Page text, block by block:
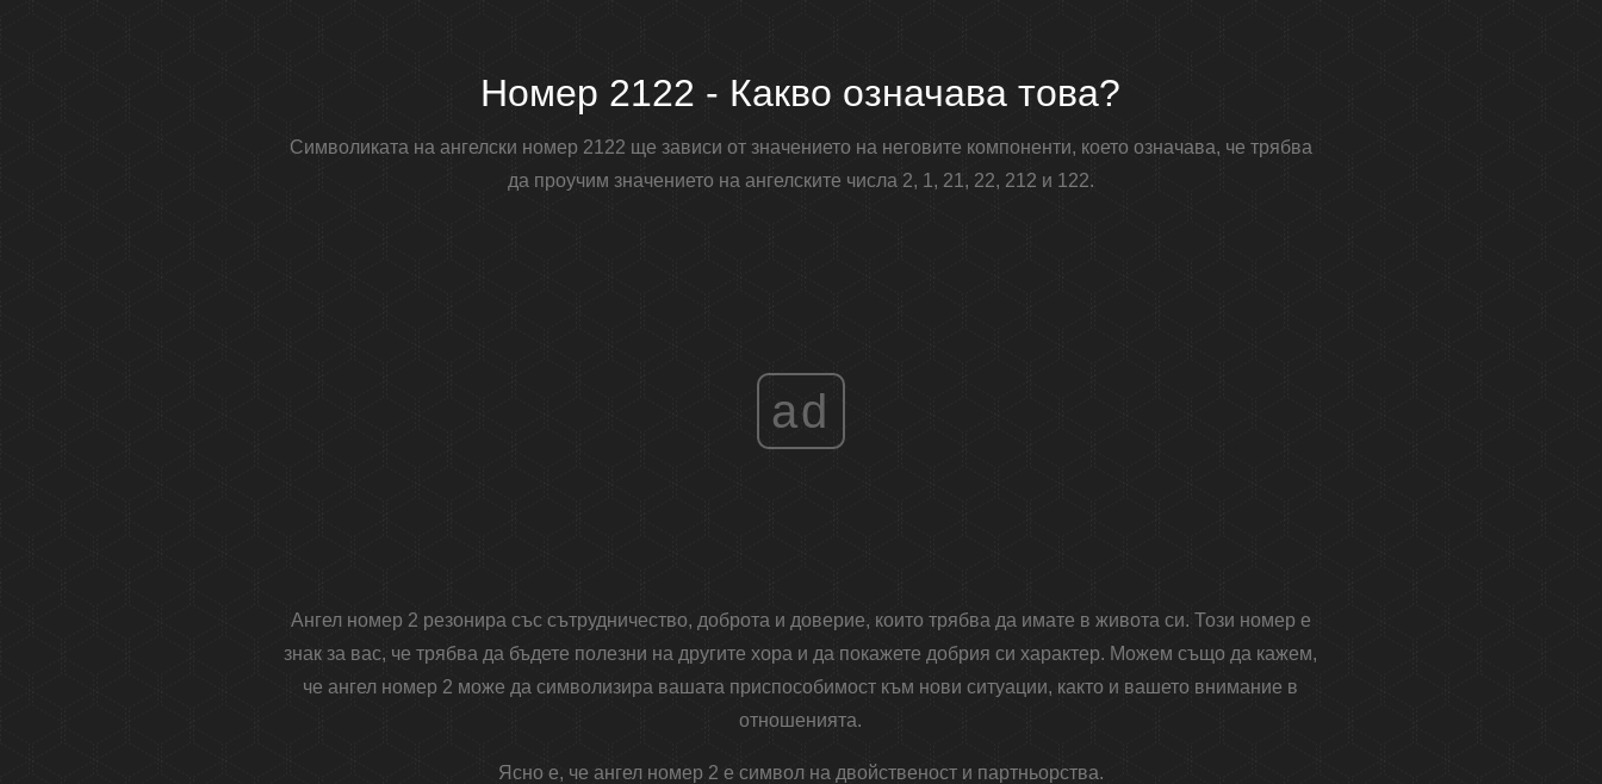
Номер 2122 - Какво означава това?
Символиката на ангелски номер 2122 ще зависи от значението на неговите компоненти, което означава, че трябва
да проучим значението на ангелските числа 2, 1, 21, 22, 212 и 122.
ad
Ангел номер 2 резонира със сътрудничество, доброта и доверие, които трябва да имате в живота си. Този номер е
знак за вас, че трябва да бъдете полезни на другите хора и да покажете добрия си характер. Можем също да кажем,
че ангел номер 2 може да символизира вашата приспособимост към нови ситуации, както и вашето внимание в
отношенията.
Ясно е, че ангел номер 2 е символ на двойственост и партньорства.